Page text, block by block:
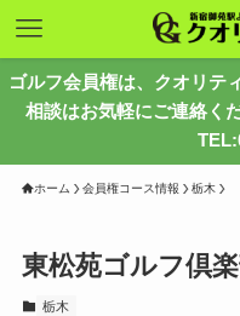
ゴルフ会員権は、クオリテ
相談はお気軽にご連絡く
ホーム 会員権コース情報 栃木
東松苑ゴルフ倶
栃木